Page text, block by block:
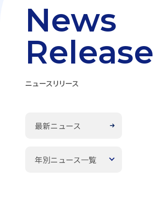
ニュースリリース
News
Release
最新ニュース
年別ニュース一覧